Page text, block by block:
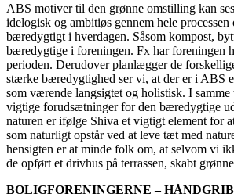
ABS motiver til den grønne omstilling kan
idelogisk og ambitiøs gennem hele
bæredygtigt i hverdagen. Såsom kompost,
bæredygtige i foreningen. Fx har foreningen
perioden. Derudover planlægger de
stærke bæredygtighed ser vi, at der er i ABS
som værende langsigtet og holistisk. I
vigtige forudsætninger for den bæredygtige
naturen er ifølge Shiva et vigtigt element for
som naturligt opstår ved at leve tæt med
hensigten er at minde folk om, at selvom vi
de opført et drivhus på terrassen, skabt
BOLIGFORENINGERNE –